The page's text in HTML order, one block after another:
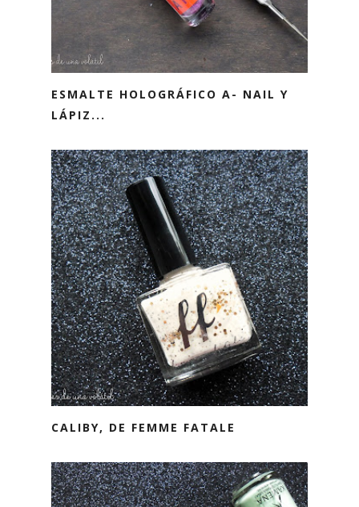
ESMALTE HOLOGRÁFICO A- NAIL Y
LÁPIZ...
CALIBY, DE FEMME FATALE